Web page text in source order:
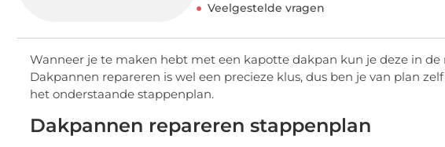
Veelgestelde vragen
Wanneer je te maken hebt met een kapotte dakpan kun je deze in de
Dakpannen repareren is wel een precieze klus, dus ben je van plan
het onderstaande stappenplan.
Dakpannen repareren stappenplan